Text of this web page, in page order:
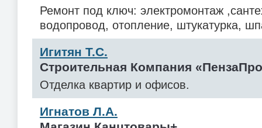
Ремонт под ключ: электромонтаж
водопровод, отопление, штукатурка,
Игитян Т.С.
Строительная Компания
Отделка квартир и офисов.
Игнатов Л.А.